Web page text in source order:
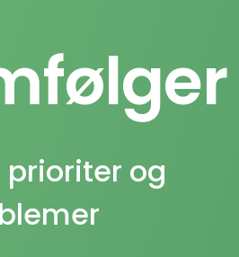
prioriter og